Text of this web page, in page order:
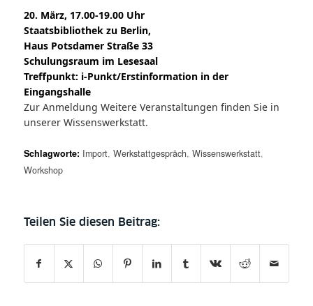
20. März, 17.00-19.00 Uhr
Staatsbibliothek zu Berlin,
Haus Potsdamer Straße 33
Schulungsraum im Lesesaal
Treffpunkt: i-Punkt/Erstinformation in der
Eingangshalle
Zur Anmeldung Weitere Veranstaltungen finden Sie in
unserer Wissenswerkstatt.
Schlagworte: Import, Werkstattgespräch, Wissenswerkstatt,
Workshop